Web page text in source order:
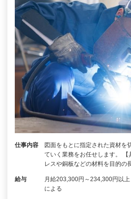
仕事内容
図面をもとに指定された資材を
ていく業務をお任せします。
レスや銅板などの材料を目的の
給与
月給203,300円～234,300円以
による